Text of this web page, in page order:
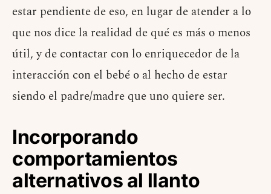
estar pendiente de eso, en lugar de atender a lo
que nos dice la realidad de qué es más o menos
útil, y de contactar con lo enriquecedor de la
interacción con el bebé o al hecho de estar
siendo el padre/madre que uno quiere ser.
Incorporando
comportamientos
alternativos al llanto